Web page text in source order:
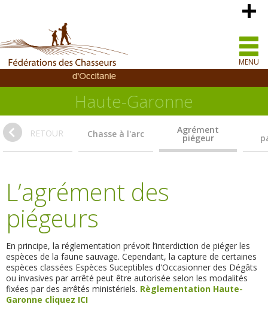
MENU
Haute-Garonne
RETOUR Chasse à l'arc Agrément
piégeur
L’agrément des
piégeurs
En principe, la réglementation prévoit l’interdiction de piéger les
espèces de la faune sauvage. Cependant, la capture de certaines
espèces classées Espèces Suceptibles d'Occasionner des Dégâts
ou invasives par arrêté peut être autorisée selon les modalités
fixées par des arrêtés ministériels. Règlementation Haute-
Garonne cliquez ICI